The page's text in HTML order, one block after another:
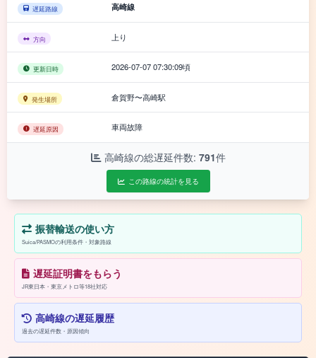
遅延路線 高崎線
方向 上り
更新日時 2026-07-07 07:30:09頃
発生場所 倉賀野〜高崎駅
遅延原因 車両故障
高崎線の総遅延件数: 791件
この路線の統計を見る
振替輸送の使い方
Suica/PASMOの利用条件・対象路線
遅延証明書をもらう
JR東日本・東京メトロ等18社対応
高崎線の遅延履歴
過去の遅延件数・原因傾向